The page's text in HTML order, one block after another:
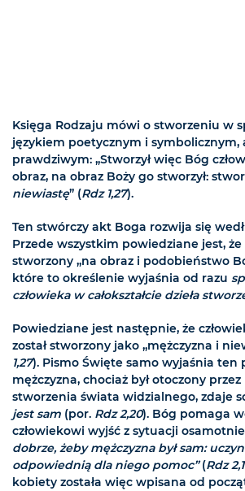
Księga Rodzaju mówi o stworzeniu w
językiem poetycznym i symbolicznym,
prawdziwym: „Stworzył więc Bóg
obraz, na obraz Boży go stworzył:
niewiastę” (Rdz 1,27).
Ten stwórczy akt Boga rozwija się
Przede wszystkim powiedziane jest, że
stworzony „na obraz i podobieństwo
które to określenie wyjaśnia od razu
człowieka w całokształcie dzieła
Powiedziane jest następnie, że
został stworzony jako „mężczyzna i
1,27). Pismo Święte samo wyjaśnia ten
mężczyzna, chociaż był otoczony
stworzenia świata widzialnego, zdaje
jest sam (por. Rdz 2,20). Bóg pomaga
człowiekowi wyjść z sytuacji
dobrze, żeby mężczyzna był sam:
odpowiednią dla niego pomoc”(Rdz
kobiety została więc wpisana od